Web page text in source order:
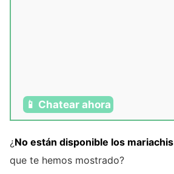
📱 Chatear ahora
¿No están disponible los mariachis
que te hemos mostrado?